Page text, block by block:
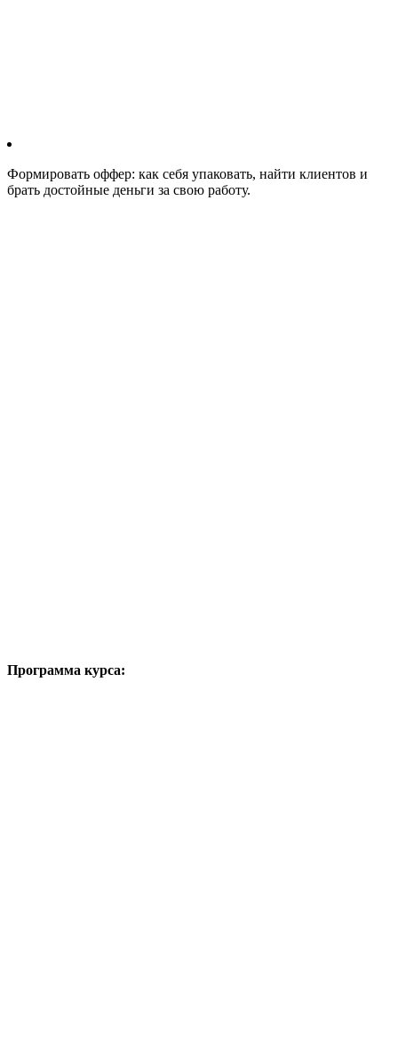
Формировать оффер: как себя упаковать, найти клиентов и
брать достойные деньги за свою работу.
Программа курса: